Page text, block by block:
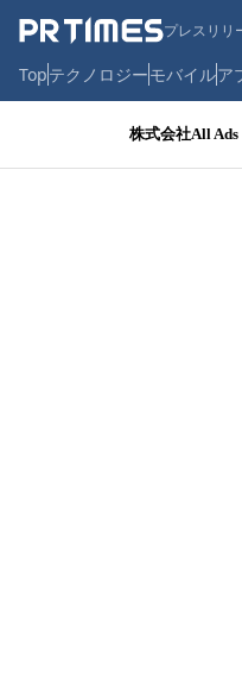
プレスリリ
Topテクノロジーモバイルア
株式会社All Ads